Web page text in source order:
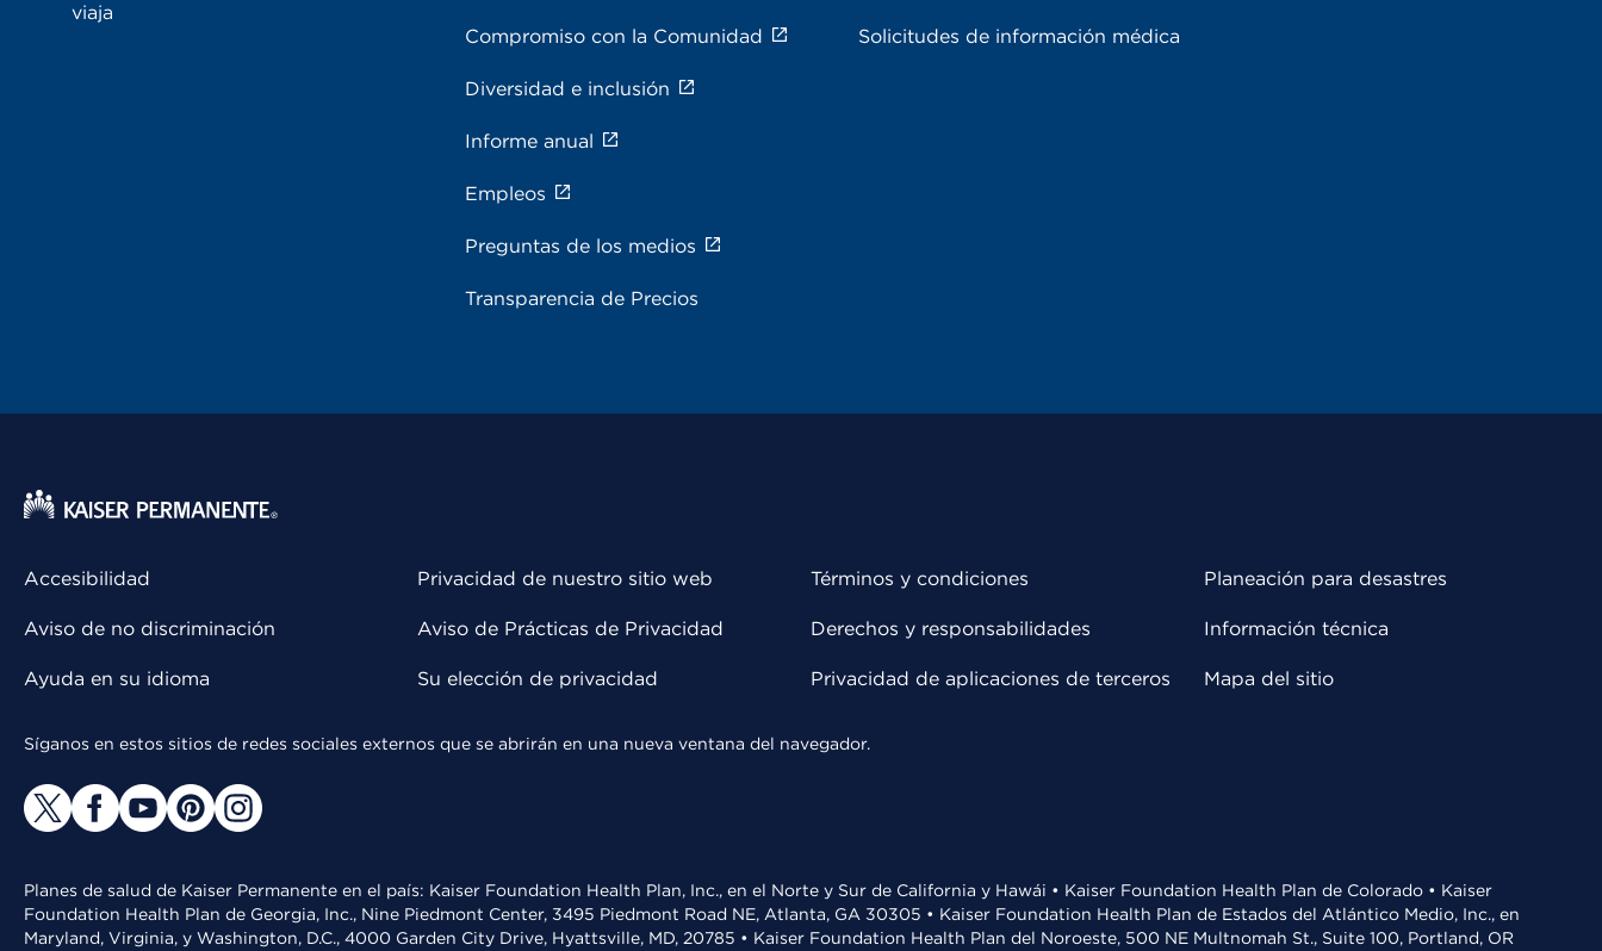
viaja
Compromiso con la Comunidad
Diversidad e inclusión
Informe anual
Empleos
Preguntas de los medios
Transparencia de Precios
Solicitudes de información médica
Accesibilidad
Aviso de no discriminación
Ayuda en su idioma
Privacidad de nuestro sitio web
Aviso de Prácticas de Privacidad
Su elección de privacidad
Términos y condiciones
Derechos y responsabilidades
Privacidad de aplicaciones de terceros
Planeación para desastres
Información técnica
Mapa del sitio
Síganos en estos sitios de redes sociales externos que se abrirán en una nueva ventana del navegador.
Planes de salud de Kaiser Permanente en el país: Kaiser Foundation Health Plan, Inc., en el Norte y Sur de California y Hawái • Kaiser Foundation Health Plan de Colorado • Kaiser
Foundation Health Plan de Georgia, Inc., Nine Piedmont Center, 3495 Piedmont Road NE, Atlanta, GA 30305 • Kaiser Foundation Health Plan de Estados del Atlántico Medio, Inc., en
Maryland, Virginia, y Washington, D.C., 4000 Garden City Drive, Hyattsville, MD, 20785 • Kaiser Foundation Health Plan del Noroeste, 500 NE Multnomah St., Suite 100, Portland, OR